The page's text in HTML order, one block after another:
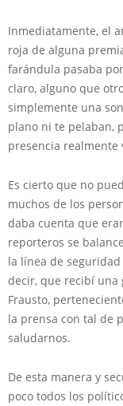
Inmediatamente, el
roja de alguna
farándula pasaba
claro, alguno que
simplemente una
plano ni te pelaban,
presencia realmente
Es cierto que no
muchos de los
daba cuenta que
reporteros se
la línea de
decir, que recibí una
Frausto,
la prensa con tal de
saludarnos.
De esta manera y
poco todos los